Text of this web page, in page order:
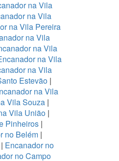
na Vila
na Vila
na Vila Pereira
na Vila
na Vila
na Vila
na Vila
Estevão |
na Vila
Vila Souza|
Vila União|
Pinheiros |
no Belém |
Encanador no
no Campo